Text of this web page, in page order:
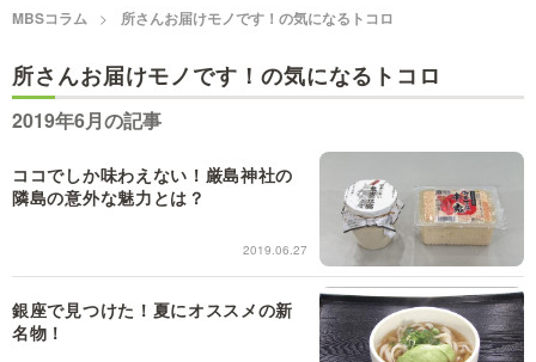
MBSラグビーダイアリー
5分で読める！教えてもら
MBSコラム 所さんお届けモノです！の気になるトコロ
所さんお届けモノです！の気になるトコロ
2019年6月の記事
ココでしか味わえない！厳島神社の
隣島の意外な魅力とは？
2019.06.27
銀座で見つけた！夏にオススメの新
名物！